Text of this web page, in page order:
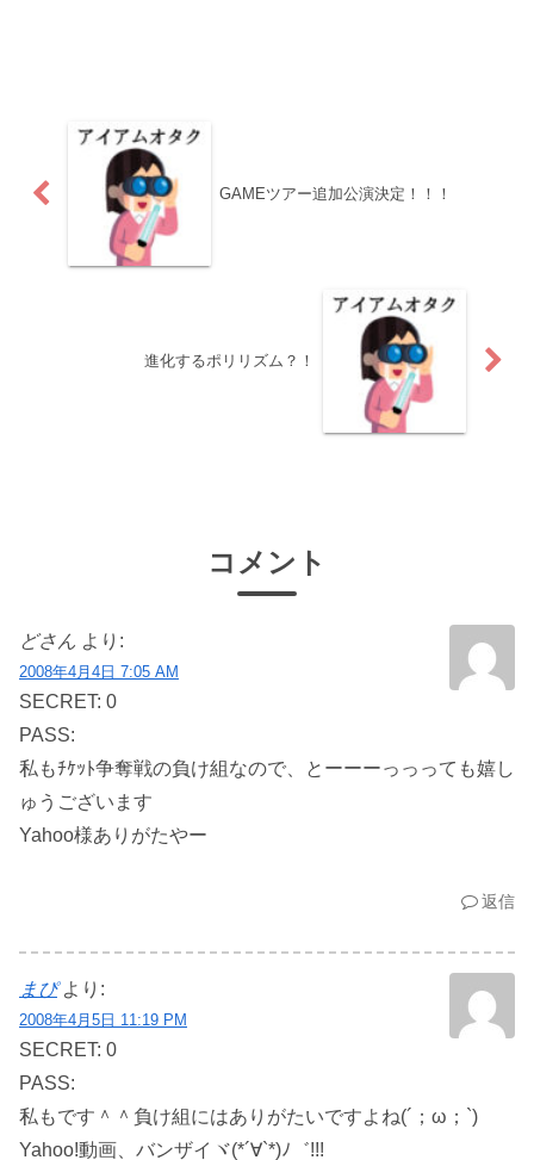
GAMEツアー追加公演決定！！！
進化するポリリズム？！
コメント
どさん より:
2008年4月4日 7:05 AM
SECRET: 0
PASS:
私もﾁｹｯﾄ争奪戦の負け組なので、とーーーっっっても嬉し
ゅうございます
Yahoo様ありがたやー
返信
まぴ より:
2008年4月5日 11:19 PM
SECRET: 0
PASS:
私もです＾＾負け組にはありがたいですよね(´；ω；`)
Yahoo!動画、バンザイヾ(*´∀`*)ﾉ゛!!!